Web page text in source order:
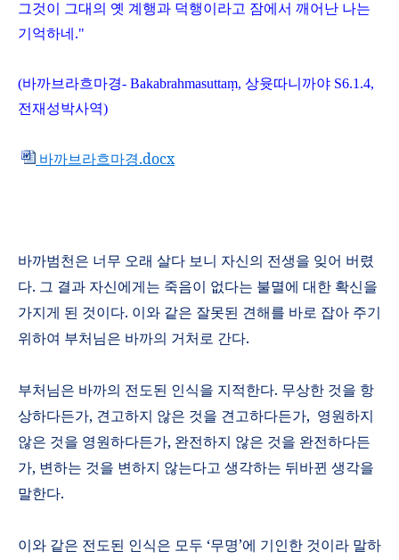
그것이 그대의 옛 계행과 덕행이라고 잠에서 깨어난 나는
기억하네 ."
(바까브라흐마경- Bakabrahmasuttaṃ, 상윳따니까야 S6.1.4,
전재성박사역)
바까브라흐마경.docx
바까범천은 너무 오래 살다 보니 자신의 전생을 잊어 버렸
다. 그 결과 자신에게는 죽음이 없다는 불멸에 대한 확신을
가지게 된 것이다. 이와 같은 잘못된 견해를 바로 잡아 주기
위하여 부처님은 바까의 거처로 간다.
부처님은 바까의 전도된 인식을 지적한다. 무상한 것을 항
상하다든가, 견고하지 않은 것을 견고하다든가, 영원하지
않은 것을 영원하다든가, 완전하지 않은 것을 완전하다든
가, 변하는 것을 변하지 않는다고 생각하는 뒤바뀐 생각을
말한다.
이와 같은 전도된 인식은 모두 ‘무명’에 기인한 것이라 말하